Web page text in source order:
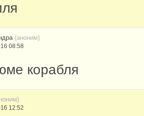
(аноним)
08:58
корабля
12:52